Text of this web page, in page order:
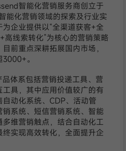
智能化营销服务商创立于
能化营销领域的探索及行业实
企业提供以“全渠道获客+全
高线索转化”为核心的营销策略
前重点深耕拓展国内市场，
。
体系包括营销投递工具、营
具，其中应用价值较广的有
动化系统、CDP、活动管
系统、短信营销系统、智能
维营销触点，结合自动化工
实现高效转化，全面提升企